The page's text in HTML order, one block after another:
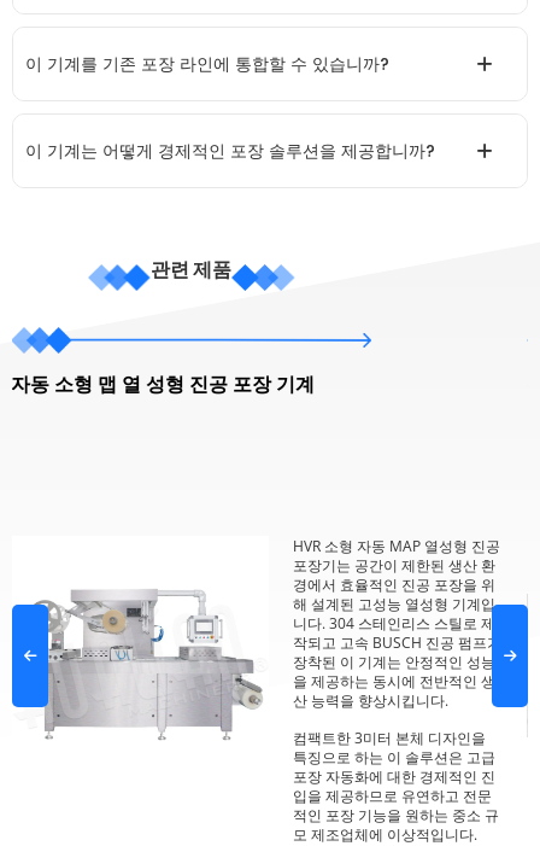
이 기계를 기존 포장 라인에 통합할 수 있습니까?
이 기계는 어떻게 경제적인 포장 솔루션을 제공합니까?
관련 제품
자동 소형 맵 열 성형 진공 포장 기계
HVR 소형 자동 MAP 열성형 진공
포장기는 공간이 제한된 생산 환
경에서 효율적인 진공 포장을 위
해 설계된 고성능 열성형 기계입
니다. 304 스테인리스 스틸로 제
작되고 고속 BUSCH 진공 펌프가
장착된 이 기계는 안정적인 성능
을 제공하는 동시에 전반적인 생
산 능력을 향상시킵니다.
컴팩트한 3미터 본체 디자인을
특징으로 하는 이 솔루션은 고급
포장 자동화에 대한 경제적인 진
입을 제공하므로 유연하고 전문
적인 포장 기능을 원하는 중소 규
모 제조업체에 이상적입니다.